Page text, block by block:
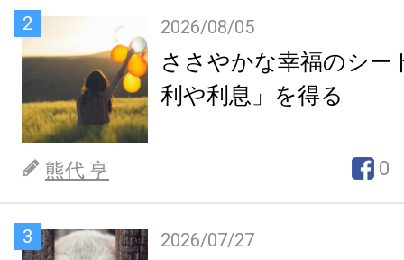
2 2026/08/05
ささやかな幸福のシー
利や利息」を得る
熊代 亨 0
3 2026/07/27